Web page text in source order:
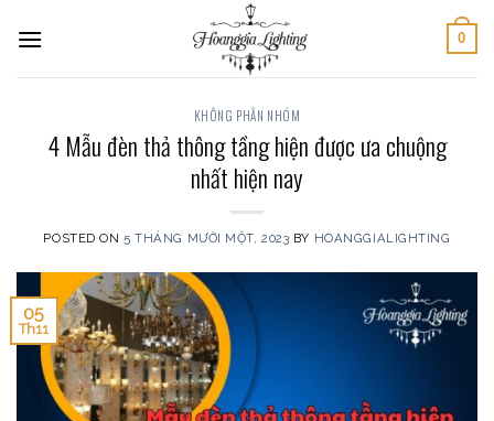
0
KHÔNG PHÂN NHÓM
4 Mẫu đèn thả thông tầng hiện được ưa chuộng
nhất hiện nay
POSTED ON 5 THÁNG MƯỜI MỘT, 2023 BY HOANGGIALIGHTING
05
Th11